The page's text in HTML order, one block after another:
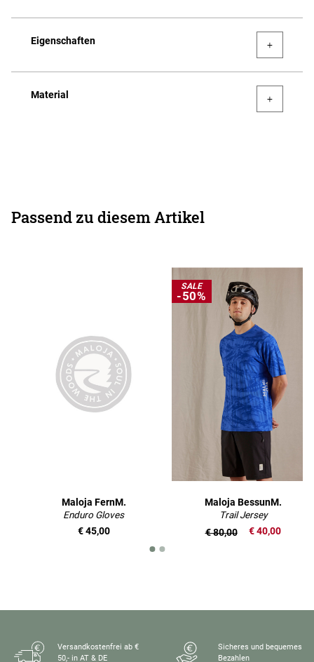
Eigenschaften
Material
Passend zu diesem Artikel
Maloja FernM.
Enduro Gloves
€ 45,00
SALE
-50%
Maloja BessunM.
Trail Jersey
€ 40,00
€ 80,00
Versandkostenfrei ab €
50,- in AT & DE
Sicheres und bequemes
Bezahlen